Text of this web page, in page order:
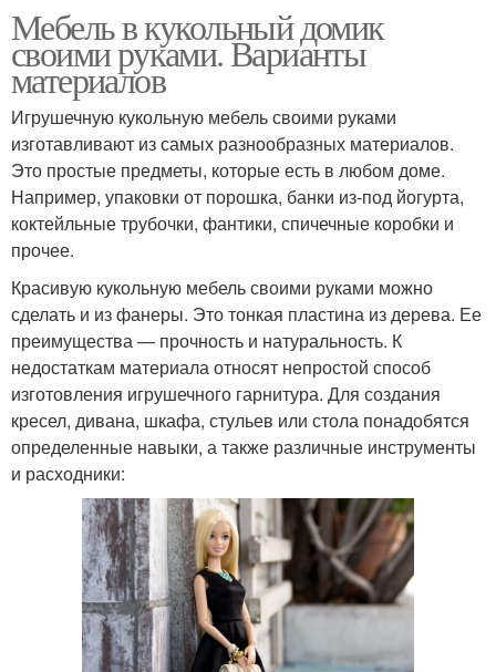
Мебель в кукольный домик
своими руками. Варианты
материалов
Игрушечную кукольную мебель своими руками
изготавливают из самых разнообразных материалов.
Это простые предметы, которые есть в любом доме.
Например, упаковки от порошка, банки из-под йогурта,
коктейльные трубочки, фантики, спичечные коробки и
прочее.
Красивую кукольную мебель своими руками можно
сделать и из фанеры. Это тонкая пластина из дерева. Ее
преимущества — прочность и натуральность. К
недостаткам материала относят непростой способ
изготовления игрушечного гарнитура. Для создания
кресел, дивана, шкафа, стульев или стола понадобятся
определенные навыки, а также различные инструменты
и расходники: